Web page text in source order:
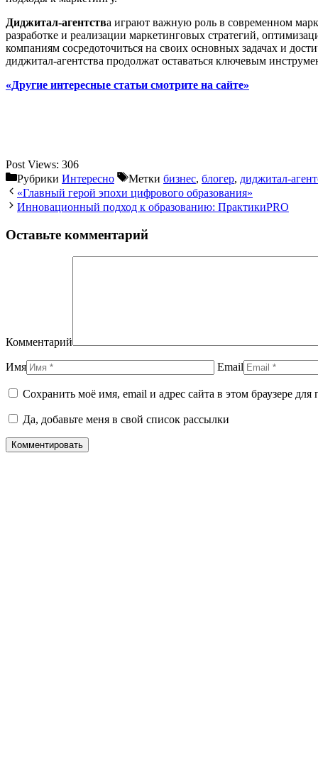
Диджитал-агентства играют важную роль в современном
разработке и реализации маркетинговых стратегий,
компаниям сосредоточиться на своих основных задачах и
диджитал-агентства продолжат оставаться ключевым
«Другие интересные статьи смотрите на сайте»
Post Views: 306
Рубрики Интересно Метки бизнес, блогер, диджитал-
«Главный герой эпохи цифрового образования»
Инновационный подход к образованию: ПрактикиPRO
Оставьте комментарий
Комментарий
Имя Email
Сохранить моё имя, email и адрес сайта в этом браузере
Да, добавьте меня в свой список рассылки